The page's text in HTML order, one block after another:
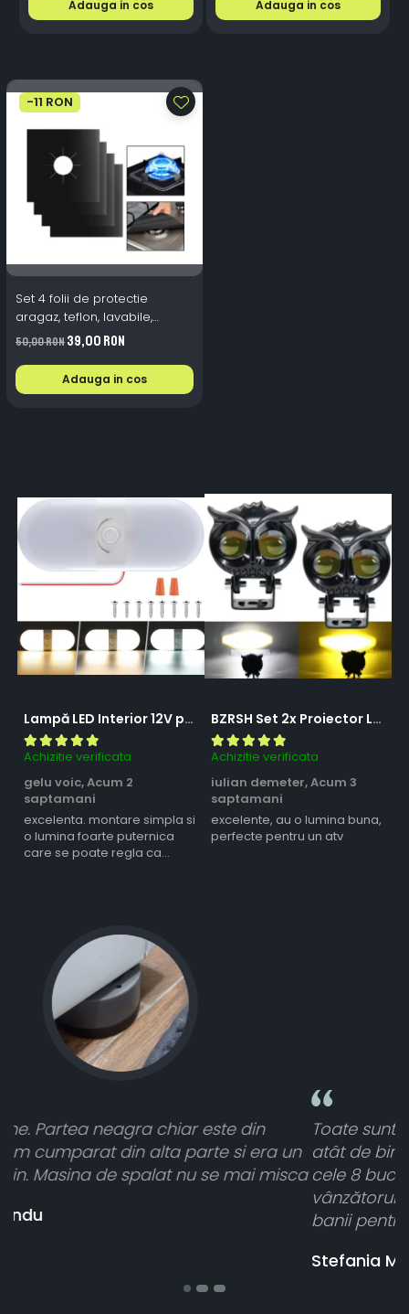
Adauga in cos Adauga in cos
-11 RON
Set 4 folii de protectie
aragaz, teflon, lavabile,
reutilizabile, Negru/Gri
50,00 RON39,00 RON
Adauga in cos
Lampă LED Interior 12V pentru Dubă, Camper și Rulotă - 180LED, 33 cm, 3 Temperaturii de Culoare, Intensitate Reglabilă, Iluminare Compartiment Marfă
Achizitie verificata
gelu voic,Acum 2
saptamani
excelenta. montare simpla si
o lumina foarte puternica
care se poate regla ca
BZRSH Set 2x Proiector LED Bufnita 50W Lupa 2 Faze Alb-Galben 12-24V Moto ATV
Achizitie verificata
iulian demeter,Acum 3
saptamani
excelente, au o lumina buna,
perfecte pentru un atv
Toate sunt foarte luminoase și funcționează
atât de bine în curtea din spate. A primit toate
cele 8 bucati dar una nu a funcționat,
vânzătorul a răspuns rapid și a rambursat
banii pentru 1 bucata, Multumesc